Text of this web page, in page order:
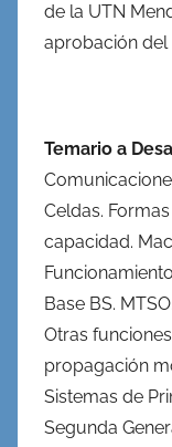
de la UTN
aprobación
Temario a
Celdas.
capacidad.
Base BS.
Otras
propagación
Sistemas de
Segunda